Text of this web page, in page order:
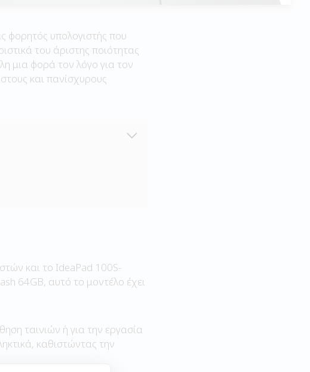
φορητός υπολογιστής που
του άριστης ποιότητας
μια φορά τον λόγο για τον
και πανίσχυρους
και το IdeaPad 100S-
64GB, αυτό το μοντέλο έχει
ταινιών ή για την εργασία
καθιστώντας την